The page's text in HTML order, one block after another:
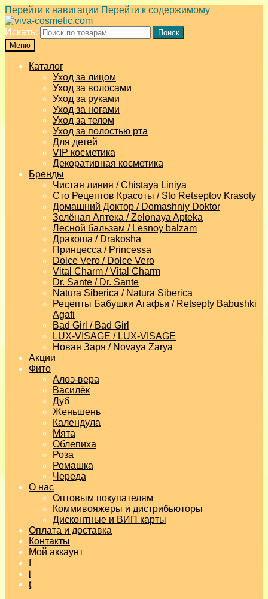
Перейти к навигации Перейти к содержимому
Искать:
Поиск
Меню
Каталог
Уход за лицом
Уход за волосами
Уход за руками
Уход за ногами
Уход за телом
Уход за полостью рта
Для детей
VIP косметика
Декоративная косметика
Бренды
Чистая линия / Chistaya Liniya
Сто Рецептов Красоты / Sto Retseptov Krasoty
Домашний Доктор / Domashniy Doktor
Зелёная Аптека / Zelonaya Apteka
Лесной бальзам / Lesnoy balzam
Дракоша / Drakosha
Принцесса / Princessa
Dolce Vero / Dolce Vero
Vital Charm / Vital Charm
Dr. Sante / Dr. Sante
Natura Siberica / Natura Siberica
Рецепты Бабушки Агафьи / Retsepty Babushki
Agafi
Bad Girl / Bad Girl
LUX-VISAGE / LUX-VISAGE
Новая Заря / Novaya Zarya
Акции
Фито
Алоэ-вера
Василёк
Дуб
Женьшень
Календула
Мята
Облепиха
Роза
Ромашка
Череда
О нас
Оптовым покупателям
Коммивояжеры и дистрибьюторы
Дисконтные и ВИП карты
Оплата и доставка
Контакты
Мой аккаунт
f
i
t